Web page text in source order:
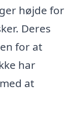
højde for
Deres
for at
har
at